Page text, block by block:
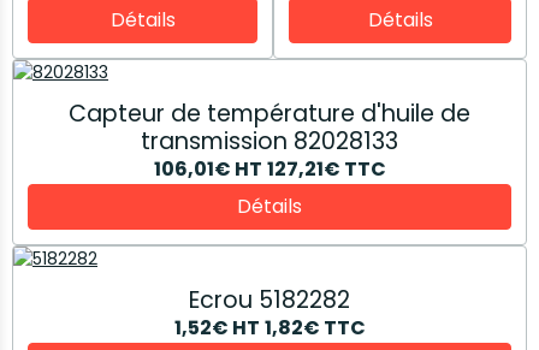
Détails
Détails
Capteur de température d'huile de
transmission 82028133
106,01€ HT 127,21€ TTC
Détails
Ecrou 5182282
1,52€ HT 1,82€ TTC